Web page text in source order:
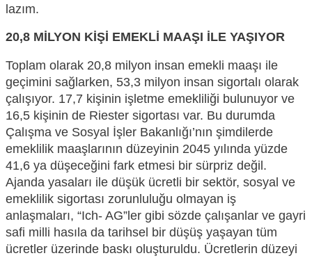
lazım.
20,8 MİLYON KİŞİ EMEKLİ MAAŞI İLE YAŞIYOR
Toplam olarak 20,8 milyon insan emekli maaşı ile
geçimini sağlarken, 53,3 milyon insan sigortalı olarak
çalışıyor. 17,7 kişinin işletme emekliliği bulunuyor ve
16,5 kişinin de Riester sigortası var. Bu durumda
Çalışma ve Sosyal İşler Bakanlığı’nın şimdilerde
emeklilik maaşlarının düzeyinin 2045 yılında yüzde
41,6 ya düşeceğini fark etmesi bir sürpriz değil.
Ajanda yasaları ile düşük ücretli bir sektör, sosyal ve
emeklilik sigortası zorunluluğu olmayan iş
anlaşmaları, “Ich- AG” ler gibi sözde çalışanlar ve gayri
safi milli hasıla da tarihsel bir düşüş yaşayan tüm
ücretler üzerinde baskı oluşturuldu. Ücretlerin düzeyi